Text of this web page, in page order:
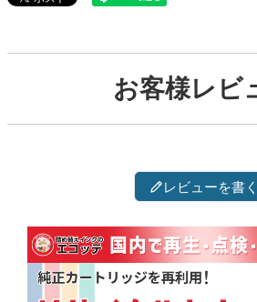
お客様レビ
レビューを書く